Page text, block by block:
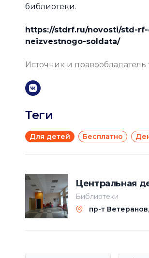
библиотеки.
https://stdrf.ru/novosti/std-
neizvestnogo-soldata/
Источник и правообладатель
Теги
Для детей Бесплатно
Центральная
Библиотеки
пр-т